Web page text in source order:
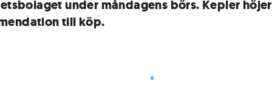
under måndagens börs. Kepler
till köp.